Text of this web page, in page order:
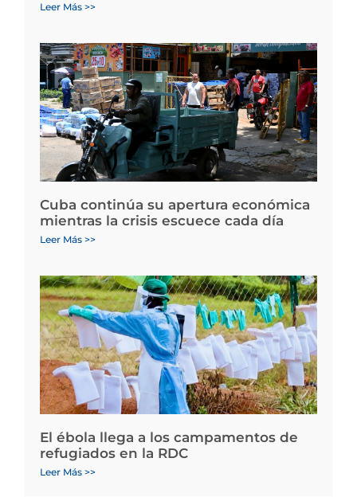
Leer Más >>
Cuba continúa su apertura económica
mientras la crisis escuece cada día
Leer Más >>
El ébola llega a los campamentos de
refugiados en la RDC
Leer Más >>